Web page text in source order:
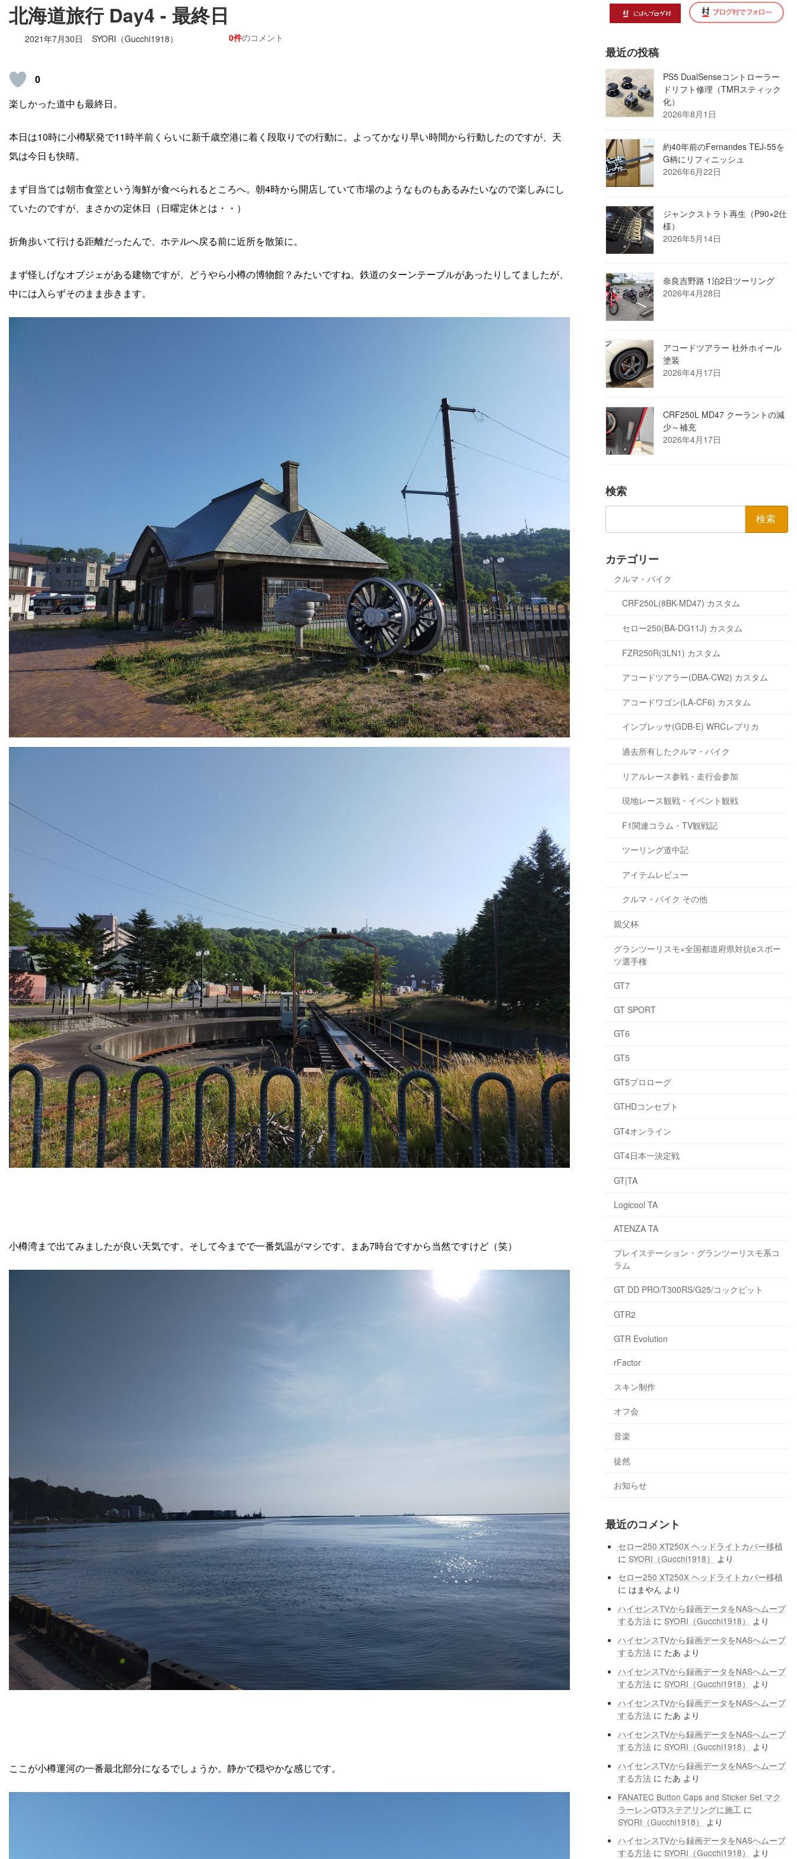
北海道旅行 Day4 - 最終日
2021年7月30日 SYORI（Gucchi1918） 0件のコメント
0
楽しかった道中も最終日。
本日は10時に小樽駅発で11時半前くらいに新千歳空港に着く段取りでの行動に。よってかなり早い時間から行動したのですが、天
気は今日も快晴。
まず目当ては朝市食堂という海鮮が食べられるところへ。朝4時から開店していて市場のようなものもあるみたいなので楽しみにし
ていたのですが、まさかの定休日（日曜定休とは・・）
折角歩いて行ける距離だったんで、ホテルへ戻る前に近所を散策に。
まず怪しげなオブジェがある建物ですが、どうやら小樽の博物館？みたいですね。鉄道のターンテーブルがあったりしてましたが、
中には入らずそのまま歩きます。
小樽湾まで出てみましたが良い天気です。そして今までで一番気温がマシです。まあ7時台ですから当然ですけど（笑）
ここが小樽運河の一番最北部分になるでしょうか。静かで穏やかな感じです。
最近の投稿
PS5 DualSenseコントローラー
ドリフト修理（TMRスティック
化）
2026年8月1日
約40年前のFernandes TEJ-55を
G柄にリフィニッシュ
2026年6月22日
ジャンクストラト再生（P90×2仕
様）
2026年5月14日
奈良吉野路 1泊2日ツーリング
2026年4月28日
アコードツアラー 社外ホイール
塗装
2026年4月17日
CRF250L MD47 クーラントの減
少～補充
2026年4月17日
検索
カテゴリー
クルマ・バイク
CRF250L(8BK-MD47) カスタム
セロー250(BA-DG11J) カスタム
FZR250R(3LN1) カスタム
アコードツアラー(DBA-CW2) カスタム
アコードワゴン(LA-CF6) カスタム
インプレッサ(GDB-E) WRCレプリカ
過去所有したクルマ・バイク
リアルレース参戦・走行会参加
現地レース観戦・イベント観戦
F1関連コラム・TV観戦記
ツーリング道中記
アイテムレビュー
クルマ・バイク その他
親父杯
グランツーリスモ×全国都道府県対抗eスポー
ツ選手権
GT7
GT SPORT
GT6
GT5
GT5プロローグ
GTHDコンセプト
GT4オンライン
GT4日本一決定戦
GT|TA
Logicool TA
ATENZA TA
プレイステーション・グランツーリスモ系コ
ラム
GT DD PRO/T300RS/G25/コックピット
GTR2
GTR Evolution
rFactor
スキン制作
オフ会
音楽
徒然
お知らせ
最近のコメント
セロー250 XT250X ヘッドライトカバー移植
に SYORI（Gucchi1918）
より
セロー250 XT250X ヘッドライトカバー移植
に はまやん より
ハイセンスTVから録画データをNASへムーブ
する方法に SYORI（Gucchi1918）
より
ハイセンスTVから録画データをNASへムーブ
する方法に たあ より
ハイセンスTVから録画データをNASへムーブ
する方法に SYORI（Gucchi1918）
より
ハイセンスTVから録画データをNASへムーブ
する方法に たあ より
ハイセンスTVから録画データをNASへムーブ
する方法に SYORI（Gucchi1918）
より
ハイセンスTVから録画データをNASへムーブ
する方法に たあ より
FANATEC Button Caps and Sticker Set マク
ラーレンGT3ステアリングに施工 に
SYORI（Gucchi1918）
より
ハイセンスTVから録画データをNASへムーブ
する方法に SYORI（Gucchi1918） より